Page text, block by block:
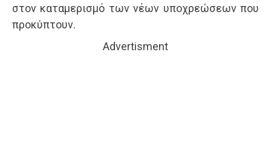
στον καταμερισμό των νέων υποχρεώσεων που
προκύπτουν.
Advertisment